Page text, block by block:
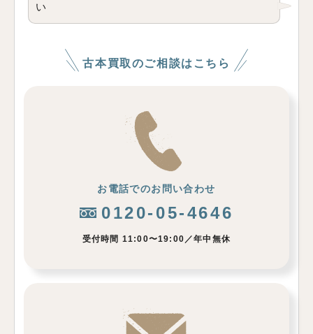
い
古本買取のご相談はこちら
お電話でのお問い合わせ
0120-05-4646
受付時間 11:00〜19:00／年中無休